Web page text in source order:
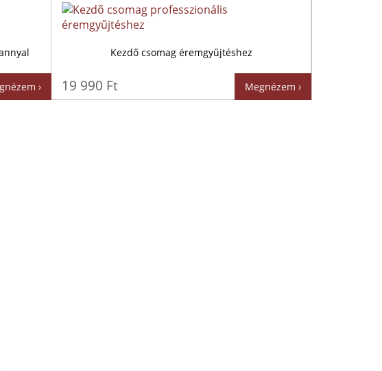
›
Kezdő csomag éremgyűjtéshez
19 990 Ft Megnézem ›